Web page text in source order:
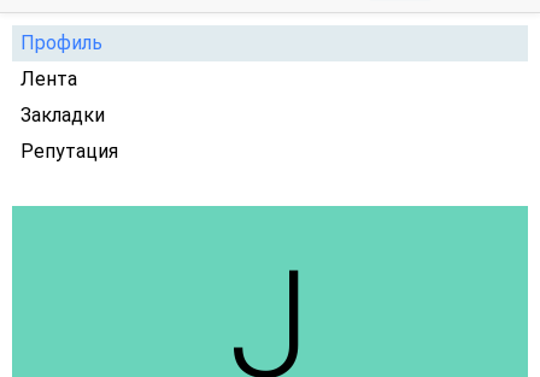
Профиль
Лента
Закладки
Репутация